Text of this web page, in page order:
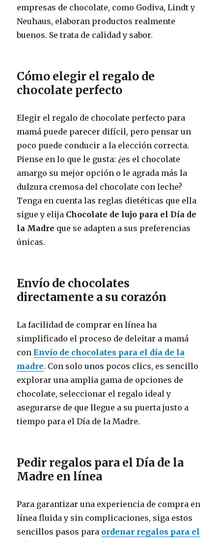
empresas de chocolate, como Godiva, Lindt y
Neuhaus, elaboran productos realmente
buenos. Se trata de calidad y sabor.
Cómo elegir el regalo de
chocolate perfecto
Elegir el regalo de chocolate perfecto para
mamá puede parecer difícil, pero pensar un
poco puede conducir a la elección correcta.
Piense en lo que le gusta: ¿es el chocolate
amargo su mejor opción o le agrada más la
dulzura cremosa del chocolate con leche?
Tenga en cuenta las reglas dietéticas que ella
sigue y elija Chocolate de lujo para el Día de
la Madre que se adapten a sus preferencias
únicas.
Envío de chocolates
directamente a su corazón
La facilidad de comprar en línea ha
simplificado el proceso de deleitar a mamá
conEnvío de chocolates para el día de la
madre. Con solo unos pocos clics, es sencillo
explorar una amplia gama de opciones de
chocolate, seleccionar el regalo ideal y
asegurarse de que llegue a su puerta justo a
tiempo para el Día de la Madre.
Pedir regalos para el Día de la
Madre en línea
Para garantizar una experiencia de compra en
línea fluida y sin complicaciones, siga estos
sencillos pasos para ordenar regalos para el